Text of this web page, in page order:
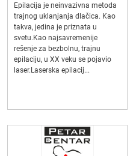
Epilacija je neinvazivna metoda
trajnog uklanjanja dlačica. Kao
takva, jedina je priznata u
svetu.Kao najsavremenije
rešenje za bezbolnu, trajnu
epilaciju, u XX veku se pojavio
laser.Laserska epilacij...